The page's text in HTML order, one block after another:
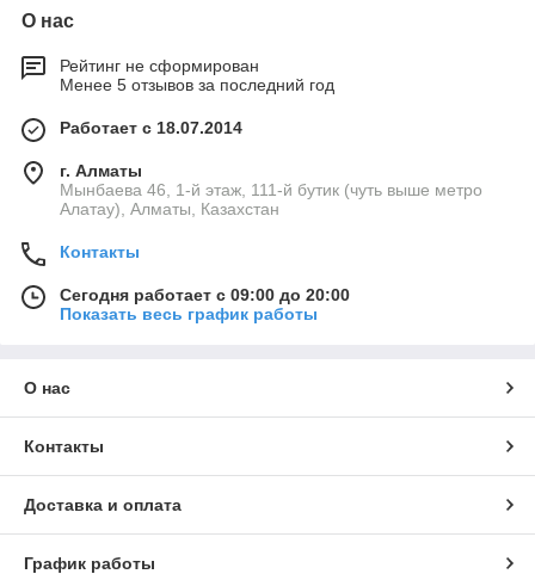
О нас
Рейтинг не сформирован
Менее 5 отзывов за последний год
Работает с 18.07.2014
г. Алматы
Мынбаева 46, 1-й этаж, 111-й бутик (чуть выше метро
Алатау), Алматы, Казахстан
Контакты
Сегодня работает с 09:00 до 20:00
Показать весь график работы
О нас
Контакты
Доставка и оплата
График работы